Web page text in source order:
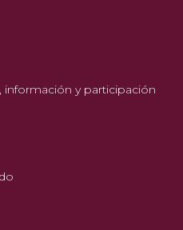
información y participación